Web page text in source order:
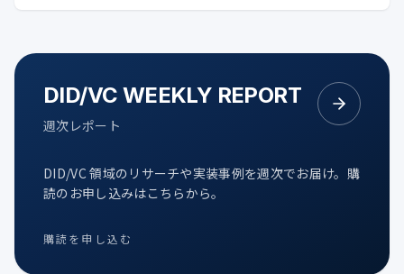
DID/VC WEEKLY REPORT
週次レポート
DID/VC 領域のリサーチや実装事例を週次でお届け。購
読のお申し込みはこちらから。
購読を申し込む